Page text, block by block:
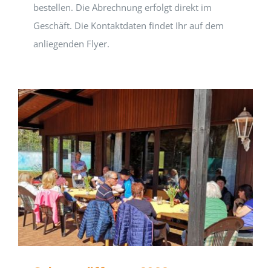
bestellen. Die Abrechnung erfolgt direkt im
Geschäft. Die Kontaktdaten findet Ihr auf dem
anliegenden Flyer.